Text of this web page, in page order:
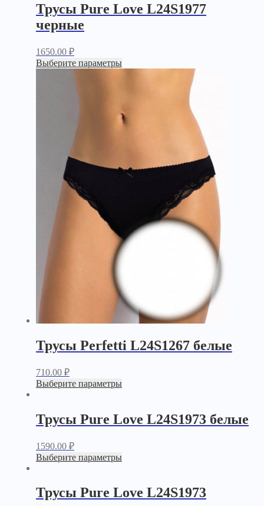
Трусы Pure Love L24S1977
черные
1650.00 ₽
Выберите параметры
Трусы Perfetti L24S1267 белые
710.00 ₽
Выберите параметры
Трусы Pure Love L24S1973 белые
1590.00 ₽
Выберите параметры
Трусы Pure Love L24S1973